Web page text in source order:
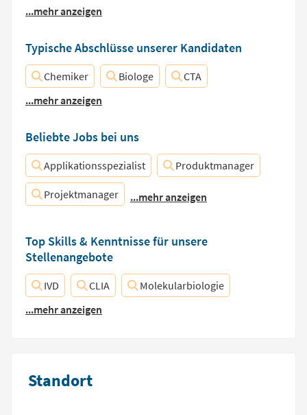
...mehr anzeigen
Typische Abschlüsse unserer Kandidaten
Chemiker Biologe
CTA
...mehr anzeigen
Beliebte Jobs bei uns
Applikationsspezialist Produktmanager
Projektmanager ...mehr anzeigen
Top Skills & Kenntnisse für unsere
Stellenangebote
IVD CLIA
Molekularbiologie
...mehr anzeigen
Standort